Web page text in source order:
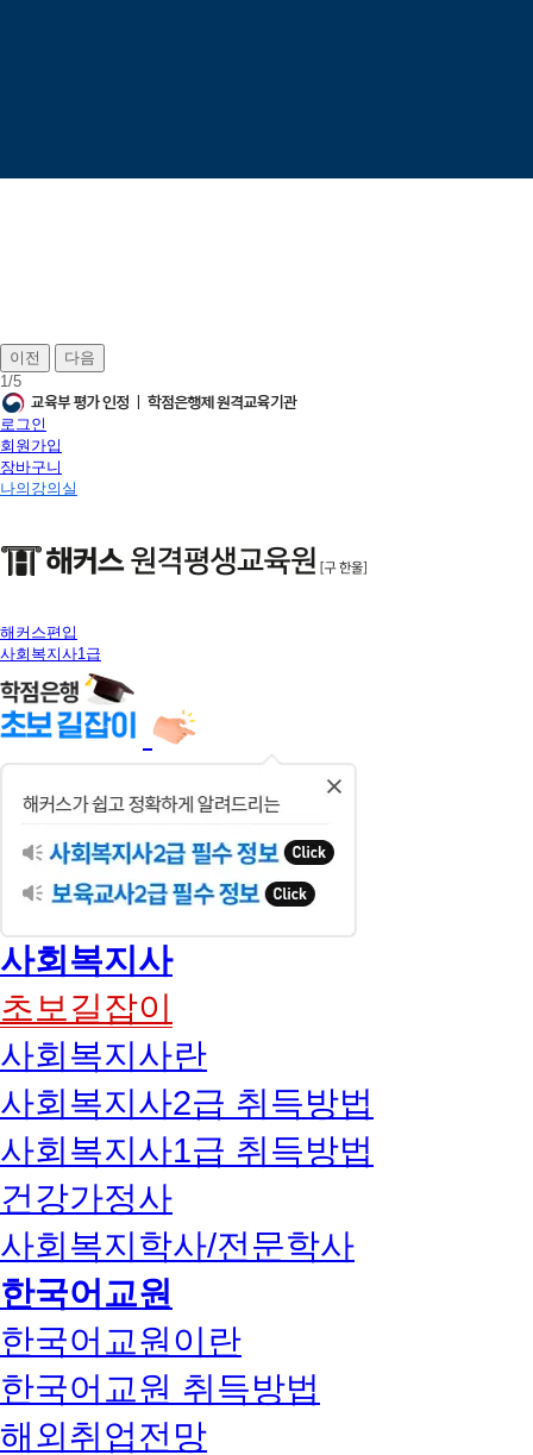
이전
다음
1/5
로그인
회원가입
장바구니
나의강의실
해커스편입
사회복지사1급
사회복지사
초보길잡이
사회복지사란
사회복지사2급 취득방법
사회복지사1급 취득방법
건강가정사
사회복지학사/전문학사
한국어교원
한국어교원이란
한국어교원 취득방법
해외취업전망